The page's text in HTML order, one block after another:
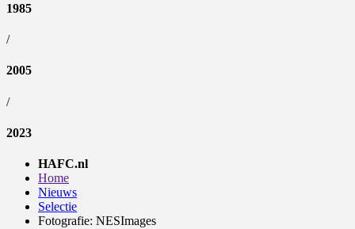
1985
/
2005
/
2023
HAFC.nl
Home
Nieuws
Selectie
Fotografie: NESImages